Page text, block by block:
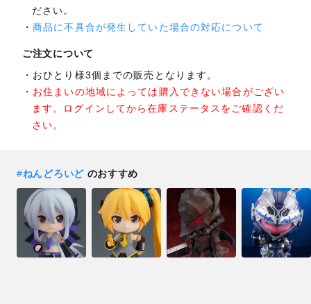
ださい。
商品に不具合が発生していた場合の対応について
ご注文について
おひとり様3個までの販売となります。
お住まいの地域によっては購入できない場合がござい
ます。ログインしてから在庫ステータスをご確認くだ
さい。
#ねんどろいどのおすすめ